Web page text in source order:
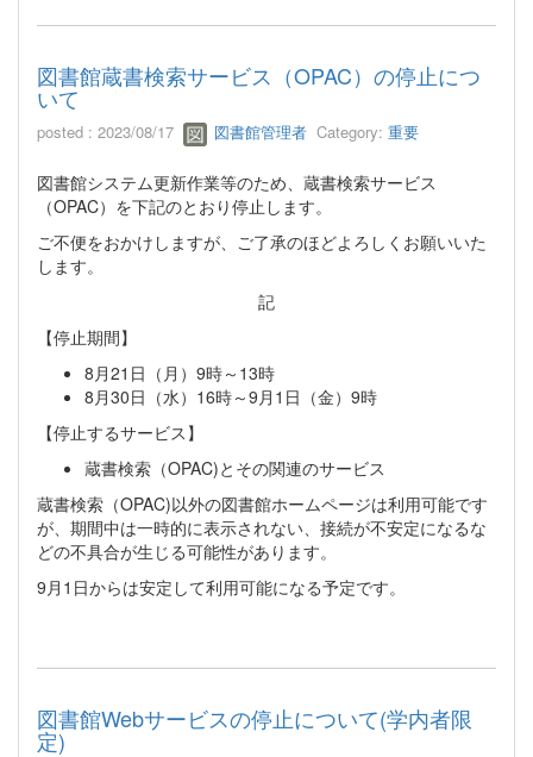
図書館蔵書検索サービス（OPAC）の停止につ
いて
posted : 2023/08/17 図書館管理者 Category: 重要
図書館システム更新作業等のため、蔵書検索サービス
（OPAC）を下記のとおり停止します。
ご不便をおかけしますが、ご了承のほどよろしくお願いいた
します。
記
【停止期間】
8月21日（月）9時～13時
8月30日（水）16時～9月1日（金）9時
【停止するサービス】
蔵書検索（OPAC)とその関連のサービス
蔵書検索（OPAC)以外の図書館ホームページは利用可能です
が、期間中は一時的に表示されない、接続が不安定になるな
どの不具合が生じる可能性があります。
9月1日からは安定して利用可能になる予定です。
図書館Webサービスの停止について(学内者限
定)